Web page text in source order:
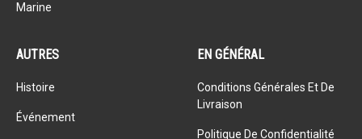
Marine
AUTRES
Histoire
Événement
EN GÉNÉRAL
Conditions Générales Et De
Livraison
Politique De Confidentialité